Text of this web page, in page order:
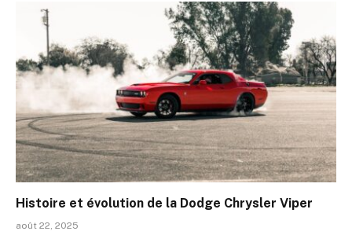
Histoire et évolution de la Dodge Chrysler Viper
août 22, 2025